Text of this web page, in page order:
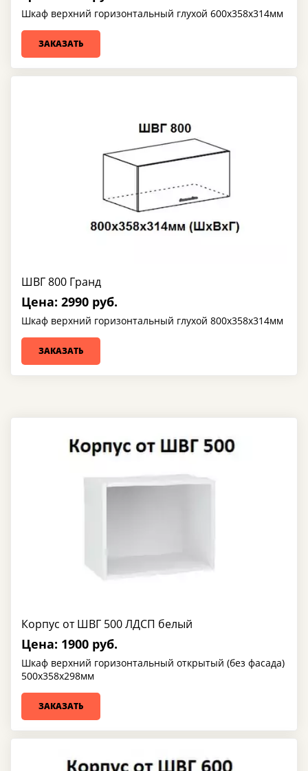
Шкаф верхний горизонтальный глухой 600х358х314мм
ЗАКАЗАТЬ
ШВГ 800 Гранд
Цена: 2990 руб.
Шкаф верхний горизонтальный глухой 800х358х314мм
ЗАКАЗАТЬ
Корпус от ШВГ 500 ЛДСП белый
Цена: 1900 руб.
Шкаф верхний горизонтальный открытый (без фасада)
500х358х298мм
ЗАКАЗАТЬ